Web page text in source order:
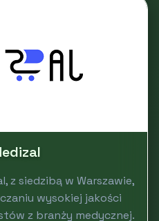
z siedzibą w Warszawie,
wysokiej jakości
z branży medycznej.